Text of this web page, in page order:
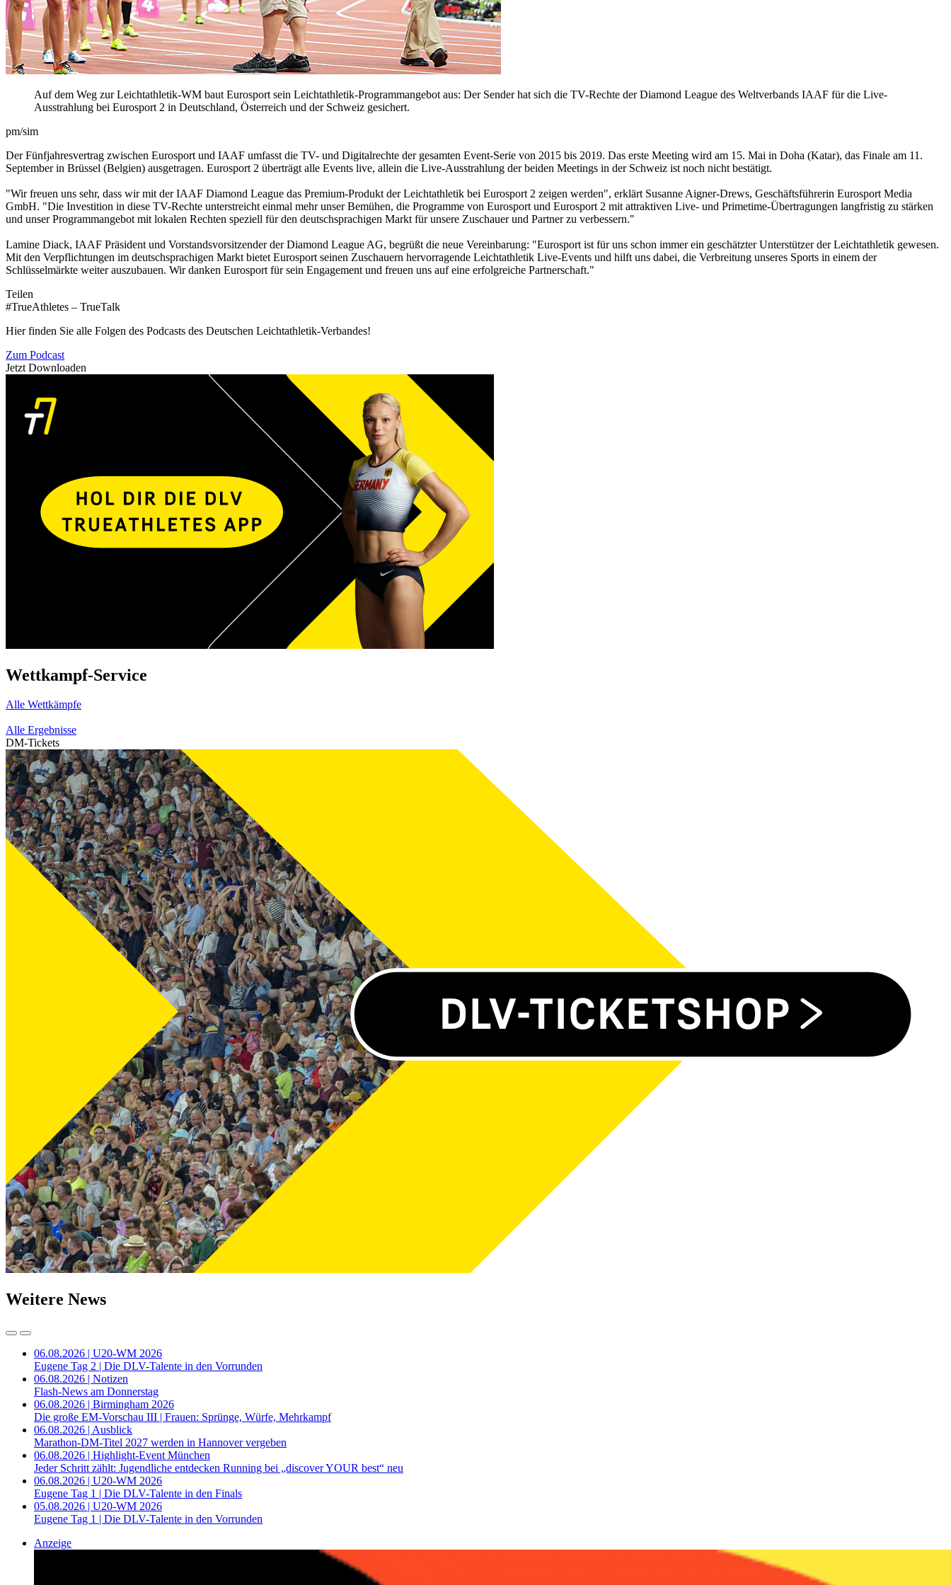
Auf dem Weg zur Leichtathletik-WM baut Eurosport sein Leichtathletik-Programmangebot aus: Der Sender hat sich die TV-Rechte der Diamond League des Weltverbands IAAF für die Live-
Ausstrahlung bei Eurosport 2 in Deutschland, Österreich und der Schweiz gesichert.
pm/sim
Der Fünfjahresvertrag zwischen Eurosport und IAAF umfasst die TV- und Digitalrechte der gesamten Event-Serie von 2015 bis 2019. Das erste Meeting wird am 15. Mai in Doha (Katar), das Finale am 11.
September in Brüssel (Belgien) ausgetragen. Eurosport 2 überträgt alle Events live, allein die Live-Ausstrahlung der beiden Meetings in der Schweiz ist noch nicht bestätigt.
"Wir freuen uns sehr, dass wir mit der IAAF Diamond League das Premium-Produkt der Leichtathletik bei Eurosport 2 zeigen werden", erklärt Susanne Aigner-Drews, Geschäftsführerin Eurosport Media
GmbH. "Die Investition in diese TV-Rechte unterstreicht einmal mehr unser Bemühen, die Programme von Eurosport und Eurosport 2 mit attraktiven Live- und Primetime-Übertragungen langfristig zu stärken
und unser Programmangebot mit lokalen Rechten speziell für den deutschsprachigen Markt für unsere Zuschauer und Partner zu verbessern."
Lamine Diack, IAAF Präsident und Vorstandsvorsitzender der Diamond League AG, begrüßt die neue Vereinbarung: "Eurosport ist für uns schon immer ein geschätzter Unterstützer der Leichtathletik gewesen.
Mit den Verpflichtungen im deutschsprachigen Markt bietet Eurosport seinen Zuschauern hervorragende Leichtathletik Live-Events und hilft uns dabei, die Verbreitung unseres Sports in einem der
Schlüsselmärkte weiter auszubauen. Wir danken Eurosport für sein Engagement und freuen uns auf eine erfolgreiche Partnerschaft."
Teilen
#TrueAthletes – TrueTalk
Hier finden Sie alle Folgen des Podcasts des Deutschen Leichtathletik-Verbandes!
Zum Podcast
Jetzt Downloaden
Wettkampf-Service
Alle Wettkämpfe
Alle Ergebnisse
DM-Tickets
Weitere News
06.08.2026 | U20-WM 2026
Eugene Tag 2 | Die DLV-Talente in den Vorrunden
06.08.2026 | Notizen
Flash-News am Donnerstag
06.08.2026 | Birmingham 2026
Die große EM-Vorschau III | Frauen: Sprünge, Würfe, Mehrkampf
06.08.2026 | Ausblick
Marathon-DM-Titel 2027 werden in Hannover vergeben
06.08.2026 | Highlight-Event München
Jeder Schritt zählt: Jugendliche entdecken Running bei „discover YOUR best“ neu
06.08.2026 | U20-WM 2026
Eugene Tag 1 | Die DLV-Talente in den Finals
05.08.2026 | U20-WM 2026
Eugene Tag 1 | Die DLV-Talente in den Vorrunden
Anzeige